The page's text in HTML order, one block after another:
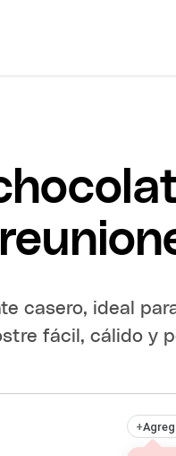
casero, ideal
fácil, cálido y
+